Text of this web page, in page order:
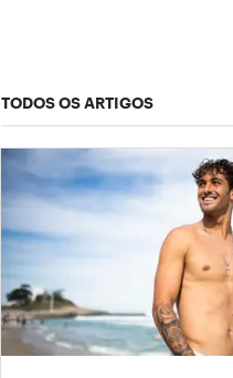
TODOS OS ARTIGOS